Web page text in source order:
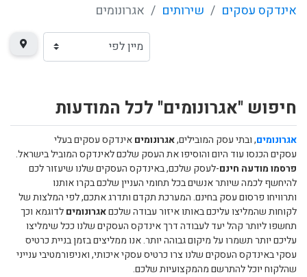
אינדקס עסקים שירותים אגרונומים
חיפוש "אגרונומים" לכל המודעות
אגרונומים, ובתי עסק המובילים,אגרונומיםאינדקס עסקים בעלי
עסקים הכנסו עוד היום והוסיפו את העסק שלכם לאינדקס המוביל בישראל.
פרסמו מודעה חינם-לעסק שלכם, באינדקס העסקים שלנו שיעזור לכם
להיחשף לכמה שיותר אנשים בכל תחומי העניין שלכם בקרו אותנו
ותרוויחו פרסום עסק בחינם. המערכת תקדם ותדרג אתכם, לפי המלצות של
לקוחות שהמליצו עליכם באותו איזור עבודה שלכםאגרונומיםלדוגמא וכך
תחשפו ליותר קהל יעד לעבודה דרך אינדקס העסקים שלנו ככל שימליצו
עליכם יותר תשמרו על מיקום גבוהה יותר. אנו ממליצים בזמן בניית כרטיס
עסקי באינדקס העסקים שלנו צרו כרטיס עסקי איכותי, ואניפורמטיבי ענייני
שהלקוח יוכל להתרשם מהמקצועיות שלכם.